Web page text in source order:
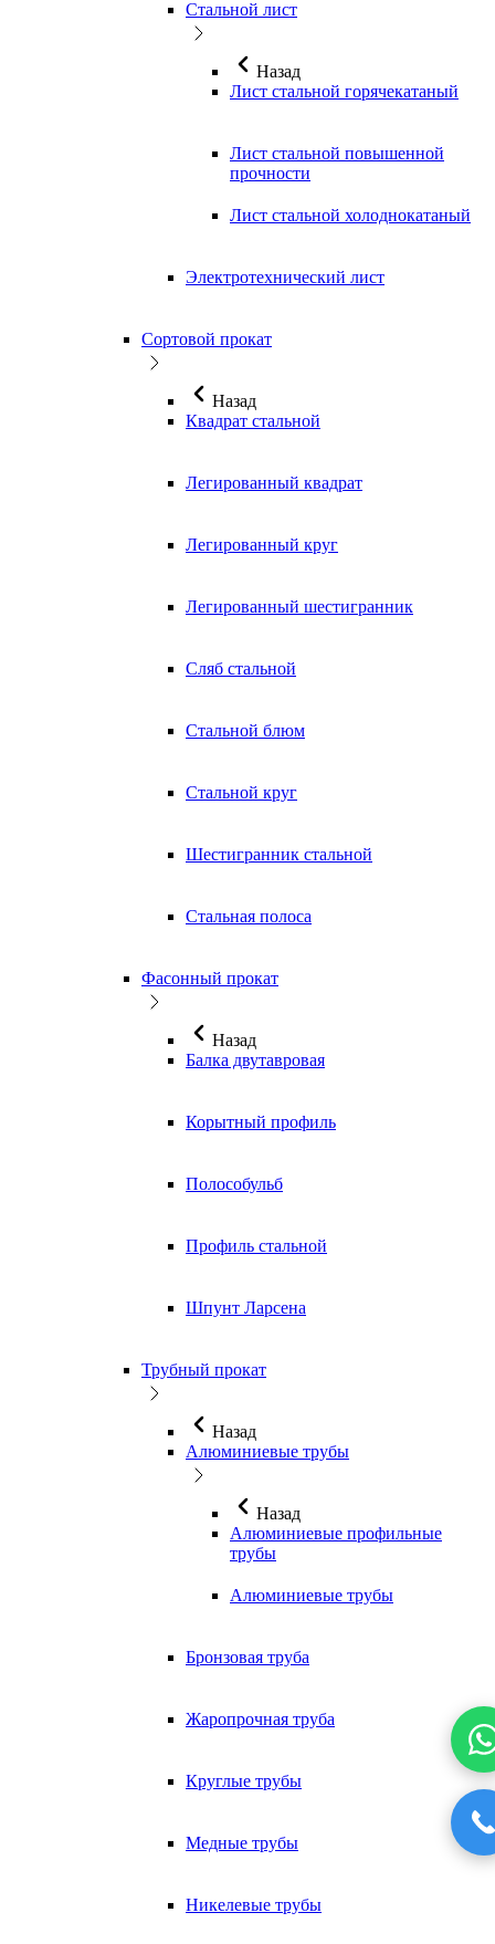
Стальной лист
Назад
Лист стальной горячекатаный
Лист стальной повышенной
прочности
Лист стальной холоднокатаный
Электротехнический лист
Сортовой прокат
Назад
Квадрат стальной
Легированный квадрат
Легированный круг
Легированный шестигранник
Сляб стальной
Стальной блюм
Стальной круг
Шестигранник стальной
Стальная полоса
Фасонный прокат
Назад
Балка двутавровая
Корытный профиль
Полособульб
Профиль стальной
Шпунт Ларсена
Трубный прокат
Назад
Алюминиевые трубы
Назад
Алюминиевые профильные
трубы
Алюминиевые трубы
Бронзовая труба
Жаропрочная труба
Круглые трубы
Медные трубы
Никелевые трубы